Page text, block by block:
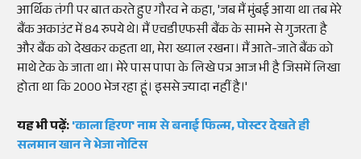
आर्थिक तंगी पर बात करते हुए गौरव ने कहा, 'जब मैं मुंबई आया था तब मेरे
बैंक अकाउंट में 84 रुपये थे। मैं एचडीएफसी बैंक के सामने से गुजरता है
और बैंक को देखकर कहता था, मेरा ख्याल रखना। मैं आते-जाते बैंक को
माथे टेक के जाता था। मेरे पास पापा के लिखे पत्र आज भी है जिसमें लिखा
होता था कि 2000 भेज रहा हूं। इससे ज्यादा नहीं है।'
यह भी पढ़ें:'काला हिरण' नाम से बनाई फिल्म, पोस्टर देखते ही
सलमान खान ने भेजा नोटिस